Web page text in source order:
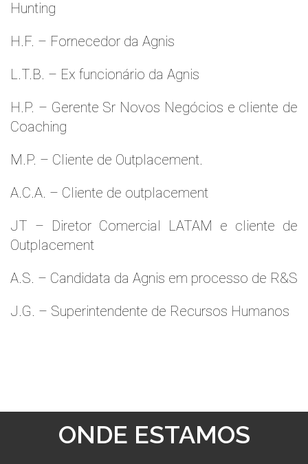
Hunting
H.F. – Fornecedor da Agnis
L.T.B. – Ex funcionário da Agnis
H.P. – Gerente Sr Novos Negócios e cliente de
Coaching
M.P. – Cliente de Outplacement.
A.C.A. – Cliente de outplacement
JT – Diretor Comercial LATAM e cliente de
Outplacement
A.S. – Candidata da Agnis em processo de R&S
J.G. – Superintendente de Recursos Humanos
ONDE ESTAMOS